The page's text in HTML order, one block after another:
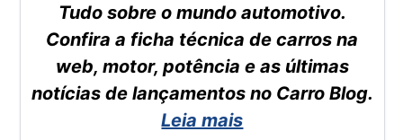
Tudo sobre o mundo automotivo.
Confira a ficha técnica de carros na
web, motor, potência e as últimas
notícias de lançamentos no Carro Blog.
Leia mais